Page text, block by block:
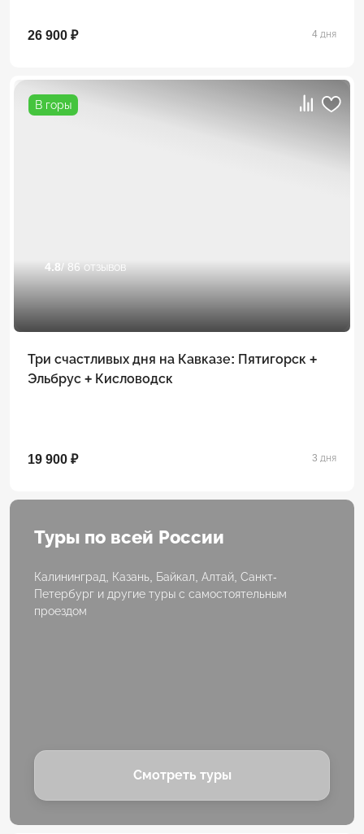
26 900 ₽ 4 дня
В горы
4.8/ 86 отзывов
Три счастливых дня на Кавказе: Пятигорск +
Эльбрус + Кисловодск
19 900 ₽ 3 дня
Туры по всей России
Калининград, Казань, Байкал, Алтай, Санкт-
Петербург и другие туры с самостоятельным
проездом
Смотреть туры